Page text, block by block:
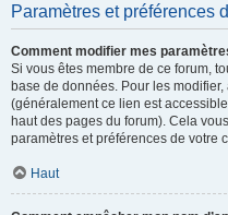
Paramètres et préférences
Comment modifier mes
Si vous êtes membre de ce forum,
base de données. Pour les modifier,
(généralement ce lien est
haut des pages du forum). Cela
paramètres et préférences de votre
Haut